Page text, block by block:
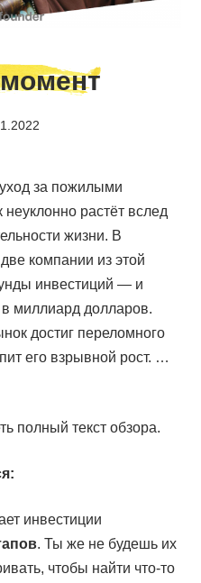
за пожилыми
растёт вслед
жизни. В
компании из этой
инвестиций — и
миллиард долларов.
достиг переломного
его взрывной рост. …
полный текст обзора.
инвестиции
. Ты же не будешь их
чтобы найти что-то